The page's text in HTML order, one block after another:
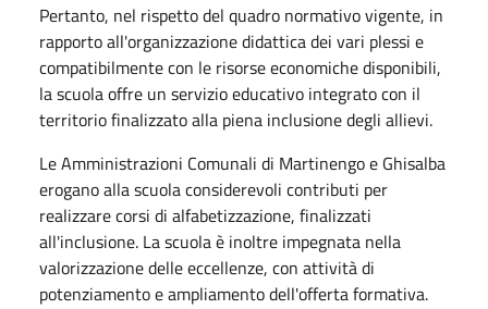
Pertanto, nel rispetto del quadro normativo vigente, in
rapporto all'organizzazione didattica dei vari plessi e
compatibilmente con le risorse economiche disponibili,
la scuola offre un servizio educativo integrato con il
territorio finalizzato alla piena inclusione degli allievi.
Le Amministrazioni Comunali di Martinengo e Ghisalba
erogano alla scuola considerevoli contributi per
realizzare corsi di alfabetizzazione, finalizzati
all'inclusione. La scuola è inoltre impegnata nella
valorizzazione delle eccellenze, con attività di
potenziamento e ampliamento dell'offerta formativa.